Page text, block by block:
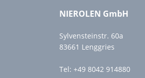
NIEROLEN GmbH
Sylvensteinstr. 60a
83661 Lenggries
Tel: +49 8042 914880